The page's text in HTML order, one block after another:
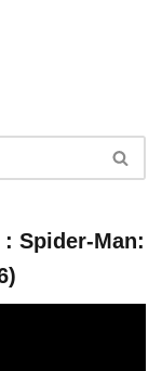
Spider-Man: